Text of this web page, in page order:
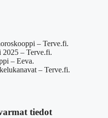
– Terve.fi.
2025 – Terve.fi.
– Eeva.
– Terve.fi.
tiedot